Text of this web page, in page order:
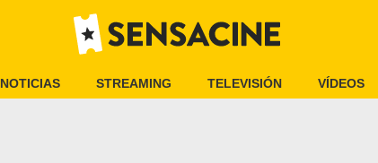
NOTICIAS STREAMING TELEVISIÓN VÍDEOS